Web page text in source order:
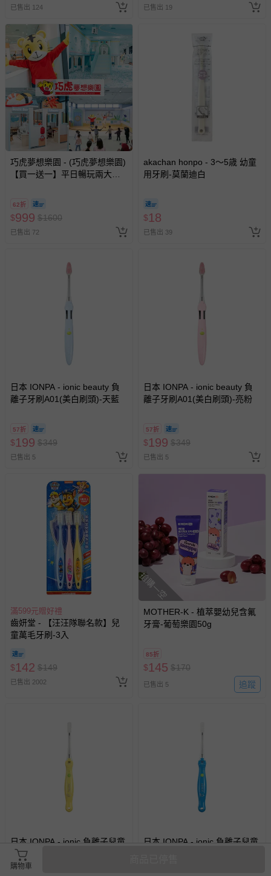
已售出 124 已售出 19
巧虎夢想樂園 - (巧虎夢想樂園)
【買一送一】平日暢玩兩大一
2026/10/16 正券逾期視同現金
券使用
62折
$999 $1600
已售出 72
akachan honpo - 3～5歳 幼童
用牙刷-莫蘭迪白
$18
已售出 39
日本 IONPA - ionic beauty 負
離子牙刷A01(美白刷頭)-天藍
57折
$199 $349
已售出 5
日本 IONPA - ionic beauty 負
離子牙刷A01(美白刷頭)-亮粉
57折
$199 $349
已售出 5
滿599元贈好禮
齒妍堂 - 【汪汪隊聯名款】兒
童萬毛牙刷-3入
$142 $149
已售出 2002
搶購一空
MOTHER-K - 植萃嬰幼兒含氟
牙膏-葡萄樂園50g
85折
$145 $170
已售出 5 追蹤
日本 IONPA - ionic 負離子兒童
牙刷A61-黃
日本 IONPA - ionic 負離子兒童
購物車